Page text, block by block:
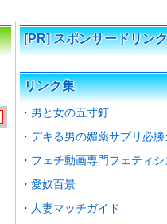
[PR] スポンサードリンク
リンク集
男と女の五寸釘
デキる男の媚薬サプリ必勝
フェチ動画専門フェティシ
愛奴百景
人妻マッチガイド